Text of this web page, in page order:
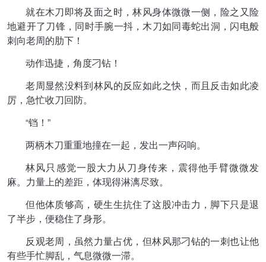
就在木刀即将及面之时，林风身体微微一侧，险之又险
地避开了刀锋，同时手腕一抖，木刀如同毒蛇出洞，闪电般
刺向老周的肋下！
动作迅捷，角度刁钻！
老周显然没料到林风的反应如此之快，而且反击如此凌
厉，急忙收刀回防。
“铛！”
两柄木刀重重地撞在一起，发出一声闷响。
林风只感觉一股大力从刀身传来，震得他手臂微微发
麻。力量上的差距，体现得淋漓尽致。
但他体质够高，硬生生抗住了这股冲击力，脚下只是退
了半步，便稳住了身形。
反观老周，虽然力量占优，但林风那刁钻的一刺也让他
有些手忙脚乱，气息微微一滞。